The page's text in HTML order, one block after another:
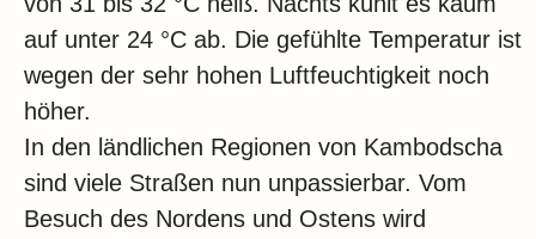
auf unter 24 °C ab. Die gefühlte Temperatur ist
wegen der sehr hohen Luftfeuchtigkeit noch
höher.
In den ländlichen Regionen von Kambodscha
sind viele Straßen nun unpassierbar. Vom
Besuch des Nordens und Ostens wird